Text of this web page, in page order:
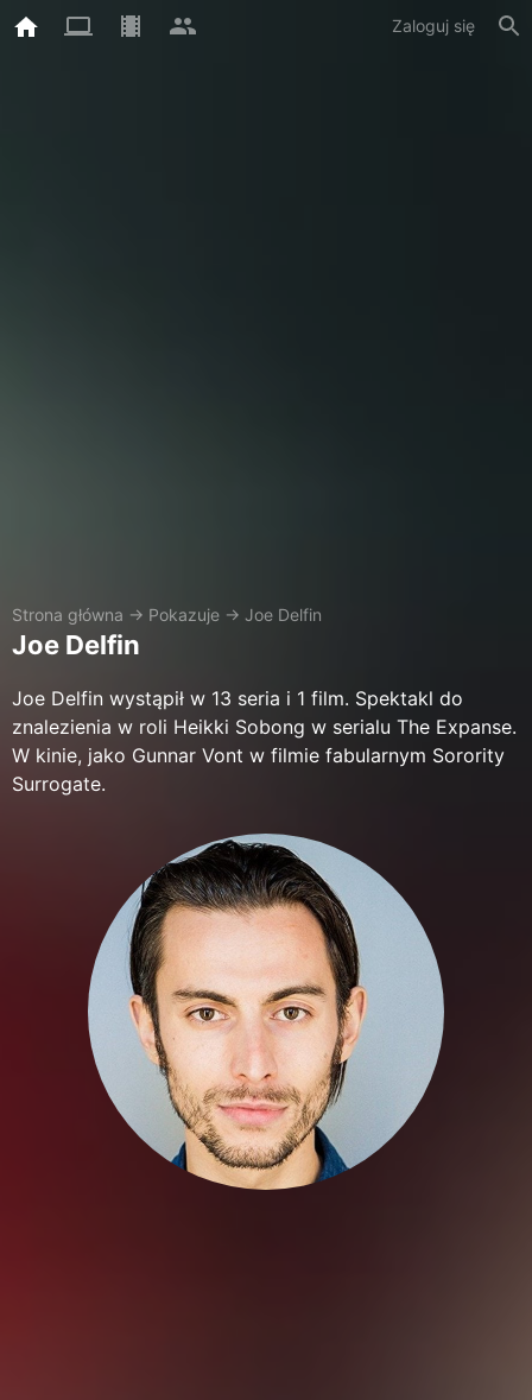
Zaloguj się
Strona główna → Pokazuje → Joe Delfin
Joe Delfin
Joe Delfin wystąpił w 13 seria i 1 film. Spektakl do
znalezienia w roli Heikki Sobong w serialu The Expanse.
W kinie, jako Gunnar Vont w filmie fabularnym Sorority
Surrogate.